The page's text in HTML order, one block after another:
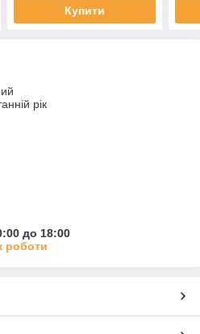
Купити
рік
до 18:00
роботи